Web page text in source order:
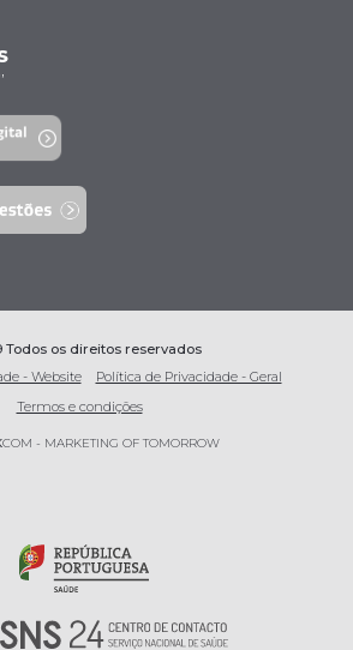
Todos os direitos reservados
- Website
Política de Privacidade - Geral
Termos e condições
COM - MARKETING OF TOMORROW